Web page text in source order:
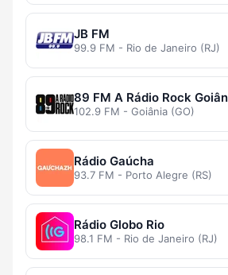
JB FM
99.9 FM - Rio de Janeiro (RJ)
89 FM A Rádio Rock
102.9 FM - Goiânia (GO)
Rádio Gaúcha
93.7 FM - Porto Alegre (RS)
Rádio Globo Rio
98.1 FM - Rio de Janeiro (RJ)